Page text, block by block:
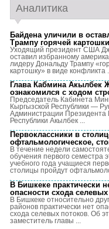
Аналитика
Байдена уличили в
Трампу горячей
Уходящий президент США
оставил избранному
лидеру Дональду Трампу
картошку» в виде конфликта ...
Глава Кабмина Акылбек
ознакомился с ходом
Председатель Кабинета
Кыргызской Республики —
Администрации Президента
Республики Акылбек ...
Первоклассники в
офтальмологическое,
В течение недели
обучения первого семестра
учебного года учащиеся
столицы пройдут
В Бишкеке практически
опасности схода
В Бишкеке относительно
районов практически нет
схода селевых потоков. Об
заместитель главы ...